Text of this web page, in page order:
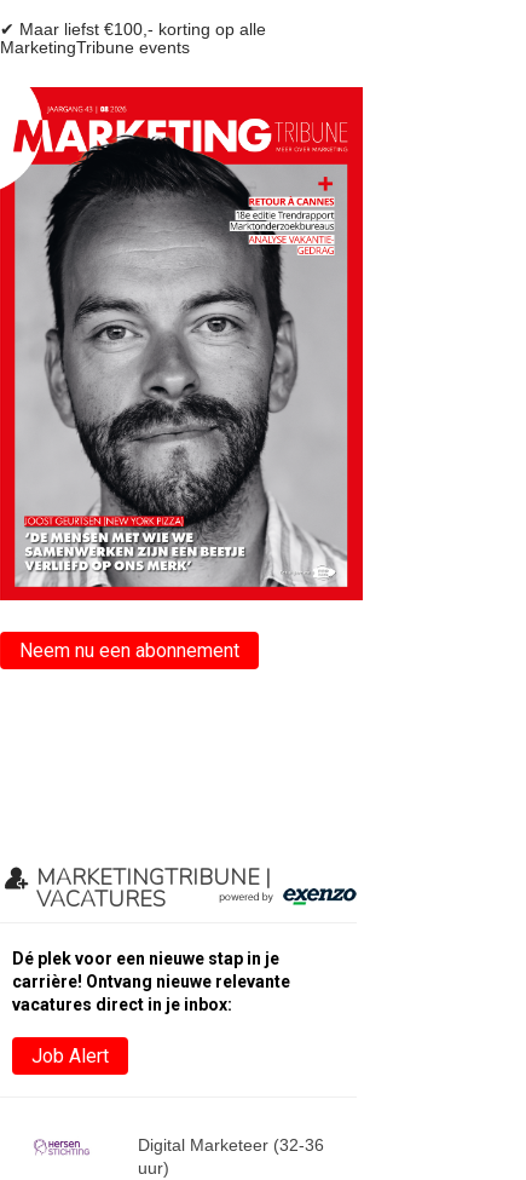
✔ Maar liefst €100,- korting op alle
MarketingTribune events
Neem nu een abonnement
MARKETINGTRIBUNE |
VACATURES
Dé plek voor een nieuwe stap in je
carrière! Ontvang nieuwe relevante
vacatures direct in je inbox:
Job Alert
Digital Marketeer (32-36
uur)